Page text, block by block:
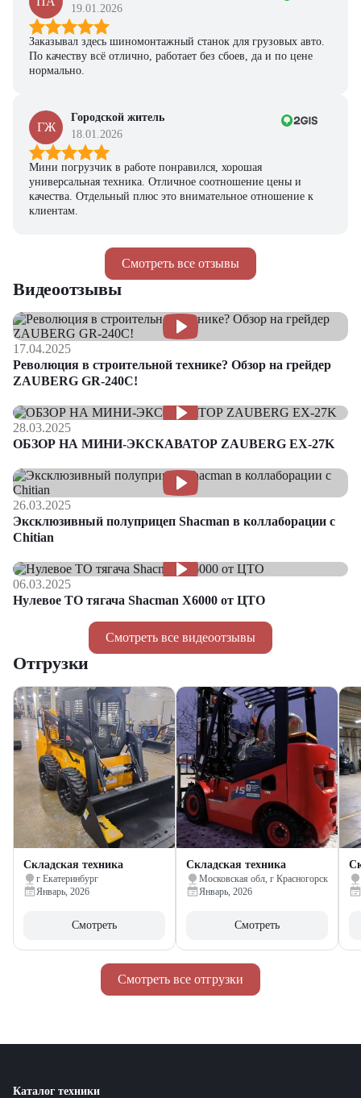
Смотреть все отзывы
19.01.2026
Заказывал здесь шиномонтажный станок для грузовых авто.
По качеству всё отлично, работает без сбоев, да и по цене
нормально.
ГЖ
Городской житель
18.01.2026
Мини погрузчик в работе понравился, хорошая
универсальная техника. Отличное соотношение цены и
качества. Отдельный плюс это внимательное отношение к
клиентам.
Смотреть все видеоотзывы
Видеоотзывы
17.04.2025
Революция в строительной технике? Обзор на грейдер
ZAUBERG GR-240C!
28.03.2025
ОБЗОР НА МИНИ-ЭКСКАВАТОР ZAUBERG EX-27K
26.03.2025
Эксклюзивный полуприцеп Shacman в коллаборации с
Chitian
06.03.2025
Нулевое ТО тягача Shacman Х6000 от ЦТО
Смотреть все отгрузки
Отгрузки
Складская техника
г Екатеринбург
Январь, 2026
Смотреть
Складская техника
Московская обл, г Красногорск
Январь, 2026
Смотреть
Каталог техники